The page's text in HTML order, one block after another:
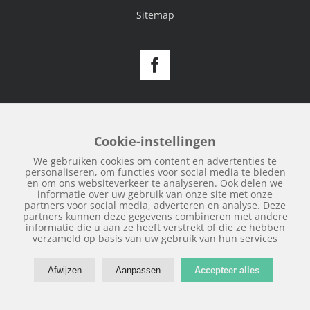
Sitemap
Facebook
Cookie-instellingen
We gebruiken cookies om content en advertenties te
personaliseren, om functies voor social media te bieden
en om ons websiteverkeer te analyseren. Ook delen we
informatie over uw gebruik van onze site met onze
partners voor social media, adverteren en analyse. Deze
partners kunnen deze gegevens combineren met andere
informatie die u aan ze heeft verstrekt of die ze hebben
verzameld op basis van uw gebruik van hun services
Afwijzen Aanpassen Accepteer alles